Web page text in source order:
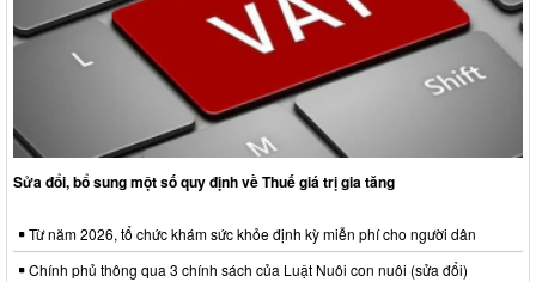
Sửa đổi, bổ sung một số quy định về Thuế giá trị gia tăng
Từ năm 2026, tổ chức khám sức khỏe định kỳ miễn phí cho người dân
Chính phủ thông qua 3 chính sách của Luật Nuôi con nuôi (sửa đổi)